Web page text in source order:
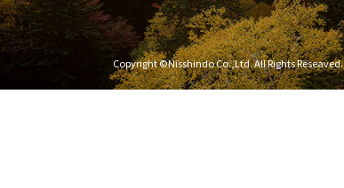
Copyright ©Nisshindo Co.,Ltd. All Rights Reseaved.